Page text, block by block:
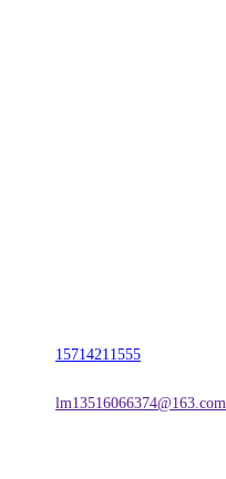
15714211555
lm13516066374@163.com